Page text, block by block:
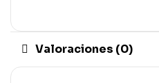
Valoraciones (0)